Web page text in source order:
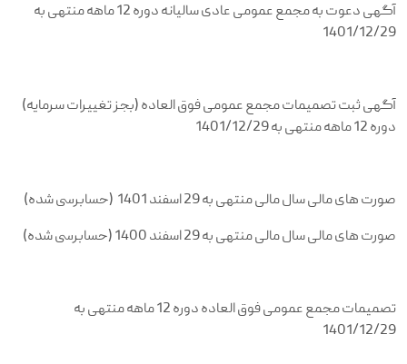
آگهی دعوت به مجمع عمومی عادی سالیانه دوره 12 ماهه منتهی به
1401/12/29
آگهی ثبت تصمیمات مجمع عمومی فوق العاده (بجز تغییرات سرمایه)
دوره 12 ماهه منتهی به 1401/12/29
صورت های مالی سال مالی منتهی به 29 اسفند 1401 (حسابرسی شده)
صورت های مالی سال مالی منتهی به 29 اسفند 1400 (حسابرسی شده)
تصمیمات مجمع عمومی فوق العاده دوره 12 ماهه منتهی به
1401/12/29